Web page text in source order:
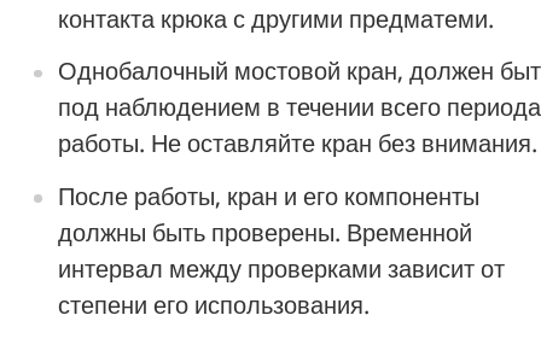
контакта крюка с другими предматеми.
Однобалочный мостовой кран, должен
под наблюдением в течении всего периода
работы. Не оставляйте кран без внимания.
После работы, кран и его компоненты
должны быть проверены. Временной
интервал между проверками зависит от
степени его использования.